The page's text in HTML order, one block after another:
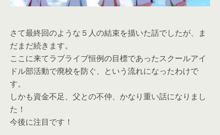
さて最終回のような５人の結束を描いた話でしたが、ま
だまだ続きます。
ここに来てラブライブ恒例の目標であったスクールアイ
ドル部活動で廃校を防ぐ、という流れになったわけで
す。
しかも資金不足、父との不仲、かなり重い話になりまし
た！
今後に注目です！